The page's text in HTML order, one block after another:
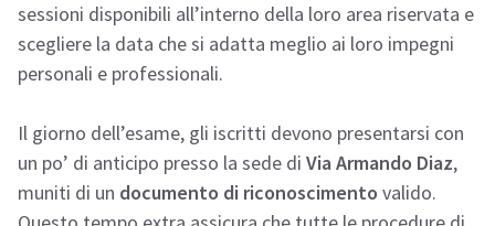
sessioni disponibili all’interno della loro area riservata e
scegliere la data che si adatta meglio ai loro impegni
personali e professionali.
Il giorno dell’esame, gli iscritti devono presentarsi con
un po’ di anticipo presso la sede di Via Armando Diaz,
muniti di un documento di riconoscimento valido.